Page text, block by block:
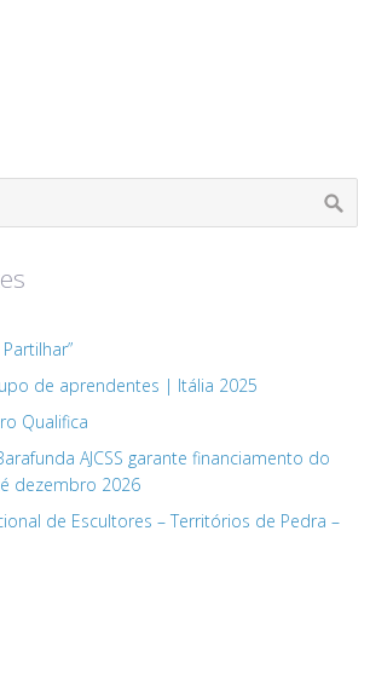
de aprendentes | Itália 2025
Qualifica
AJCSS garante financiamento do
dezembro 2026
de Escultores – Territórios de Pedra –